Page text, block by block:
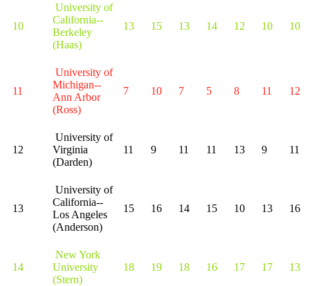
10
University of
California--
Berkeley
(Haas)
13 15 13 14 12 10 10
11
University of
Michigan--
Ann Arbor
(Ross)
7 10 7 5 8 11 12
12
University of
Virginia
(Darden)
11 9 11 11 13 9 11
13
University of
California--
Los Angeles
(Anderson)
15 16 14 15 10 13 16
14
New York
University
(Stern)
18 19 18 16 17 17 13